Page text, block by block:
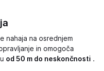
nahaja na osrednjem
in omogoča
od 50 m do neskončnosti .